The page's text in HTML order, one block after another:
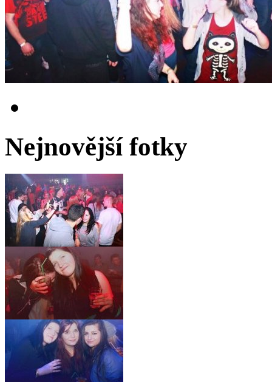
Nejnovější fotky